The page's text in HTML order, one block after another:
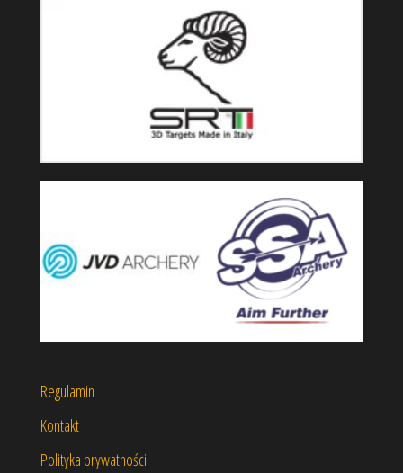
Regulamin
Kontakt
Polityka prywatności